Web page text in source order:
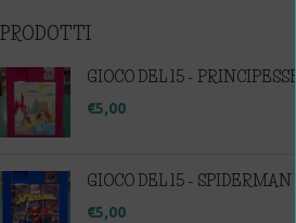
PRODOTTI
GIOCO DEL 15 - PRINCIPESSE
€5,00
GIOCO DEL 15 - SPIDERMAN
€5,00